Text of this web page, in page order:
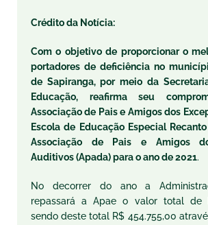
Crédito da Notícia:
Com o objetivo de proporcionar o
portadores de deficiência no
de Sapiranga, por meio da
Educação, reafirma seu
Associação de Pais e Amigos dos
Escola de Educação Especial
Associação de Pais e Amigos
Auditivos (Apada) para o ano de 2021.
No decorrer do ano a
repassará a Apae o valor total de
sendo deste total R$ 454.755,00